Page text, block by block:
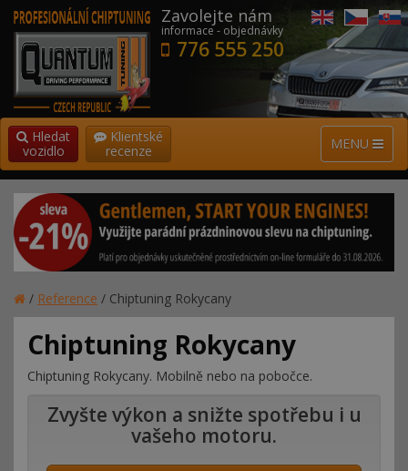
Zavolejte nám
informace - objednávky
776 555 250
MENU
Hledat
vozidlo
Klientské
recenze
/ Reference / Chiptuning Rokycany
Chiptuning Rokycany
Chiptuning Rokycany. Mobilně nebo na pobočce.
Zvyšte výkon a snižte spotřebu i u
vašeho motoru.